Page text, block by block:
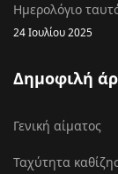
Ημερολόγιο
24 Ιουλίου 2025
Δημοφιλή
Γενική αίματος
Ταχύτητα